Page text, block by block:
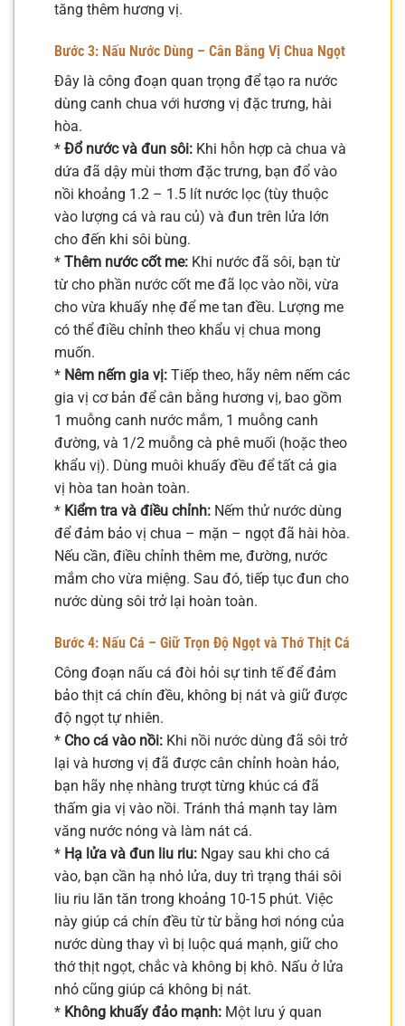
tăng thêm hương vị.
Bước 3: Nấu Nước Dùng – Cân Bằng Vị Chua Ngọt
Đây là công đoạn quan trọng để tạo ra nước
dùng canh chua với hương vị đặc trưng, hài
hòa.
* Đổ nước và đun sôi: Khi hỗn hợp cà chua và
dứa đã dậy mùi thơm đặc trưng, bạn đổ vào
nồi khoảng 1.2 – 1.5 lít nước lọc (tùy thuộc
vào lượng cá và rau củ) và đun trên lửa lớn
cho đến khi sôi bùng.
* Thêm nước cốt me: Khi nước đã sôi, bạn từ
từ cho phần nước cốt me đã lọc vào nồi, vừa
cho vừa khuấy nhẹ để me tan đều. Lượng me
có thể điều chỉnh theo khẩu vị chua mong
muốn.
* Nêm nếm gia vị: Tiếp theo, hãy nêm nếm các
gia vị cơ bản để cân bằng hương vị, bao gồm
1 muỗng canh nước mắm, 1 muỗng canh
đường, và 1/2 muỗng cà phê muối (hoặc theo
khẩu vị). Dùng muôi khuấy đều để tất cả gia
vị hòa tan hoàn toàn.
* Kiểm tra và điều chỉnh: Nếm thử nước dùng
để đảm bảo vị chua – mặn – ngọt đã hài hòa.
Nếu cần, điều chỉnh thêm me, đường, nước
mắm cho vừa miệng. Sau đó, tiếp tục đun cho
nước dùng sôi trở lại hoàn toàn.
Bước 4: Nấu Cá – Giữ Trọn Độ Ngọt và Thớ Thịt Cá
Công đoạn nấu cá đòi hỏi sự tinh tế để đảm
bảo thịt cá chín đều, không bị nát và giữ được
độ ngọt tự nhiên.
* Cho cá vào nồi: Khi nồi nước dùng đã sôi trở
lại và hương vị đã được cân chỉnh hoàn hảo,
bạn hãy nhẹ nhàng trượt từng khúc cá đã
thấm gia vị vào nồi. Tránh thả mạnh tay làm
văng nước nóng và làm nát cá.
* Hạ lửa và đun liu riu: Ngay sau khi cho cá
vào, bạn cần hạ nhỏ lửa, duy trì trạng thái sôi
liu riu lăn tăn trong khoảng 10-15 phút. Việc
này giúp cá chín đều từ từ bằng hơi nóng của
nước dùng thay vì bị luộc quá mạnh, giữ cho
thớ thịt ngọt, chắc và không bị khô. Nấu ở lửa
nhỏ cũng giúp cá không bị nát.
* Không khuấy đảo mạnh: Một lưu ý quan